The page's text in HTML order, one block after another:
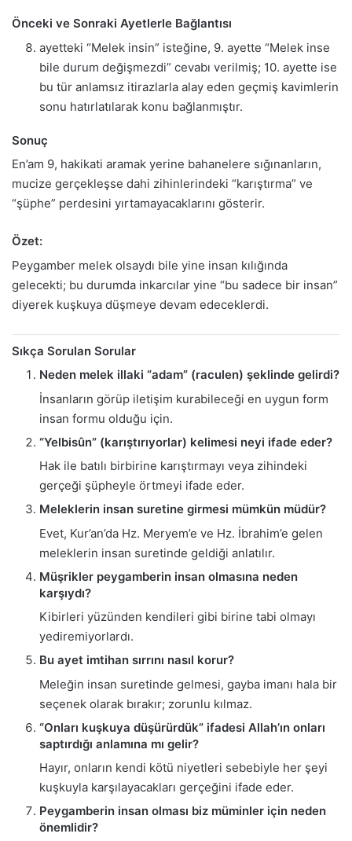
Önceki ve Sonraki Ayetlerle Bağlantısı
ayetteki “Melek insin” isteğine, 9. ayette “Melek inse
bile durum değişmezdi” cevabı verilmiş; 10. ayette ise
bu tür anlamsız itirazlarla alay eden geçmiş kavimlerin
sonu hatırlatılarak konu bağlanmıştır.
Sonuç
En’am 9, hakikati aramak yerine bahanelere sığınanların,
mucize gerçekleşse dahi zihinlerindeki “karıştırma” ve
“şüphe” perdesini yırtamayacaklarını gösterir.
Özet:
Peygamber melek olsaydı bile yine insan kılığında
gelecekti; bu durumda inkarcılar yine “bu sadece bir insan”
diyerek kuşkuya düşmeye devam edeceklerdi.
Sıkça Sorulan Sorular
Neden melek illaki “adam” (raculen) şeklinde gelirdi?
İnsanların görüp iletişim kurabileceği en uygun form
insan formu olduğu için.
“Yelbisûn” (karıştırıyorlar) kelimesi neyi ifade eder?
Hak ile batılı birbirine karıştırmayı veya zihindeki
gerçeği şüpheyle örtmeyi ifade eder.
Meleklerin insan suretine girmesi mümkün müdür?
Evet, Kur’an’da Hz. Meryem’e ve Hz. İbrahim’e gelen
meleklerin insan suretinde geldiği anlatılır.
Müşrikler peygamberin insan olmasına neden
karşıydı?
Kibirleri yüzünden kendileri gibi birine tabi olmayı
yediremiyorlardı.
Bu ayet imtihan sırrını nasıl korur?
Meleğin insan suretinde gelmesi, gayba imanı hala bir
seçenek olarak bırakır; zorunlu kılmaz.
“Onları kuşkuya düşürürdük” ifadesi Allah’ın onları
saptırdığı anlamına mı gelir?
Hayır, onların kendi kötü niyetleri sebebiyle her şeyi
kuşkuyla karşılayacakları gerçeğini ifade eder.
Peygamberin insan olması biz müminler için neden
önemlidir?